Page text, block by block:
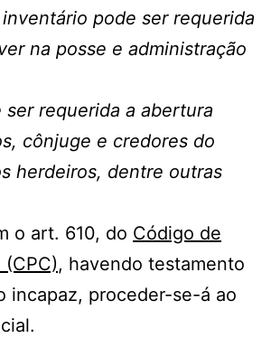
pode ser requerida
na posse e administração
ser requerida a abertura
cônjuge e credores do
herdeiros, dentre outras
o art. 610, do Código de
, havendo testamento
incapaz, proceder-se-á ao